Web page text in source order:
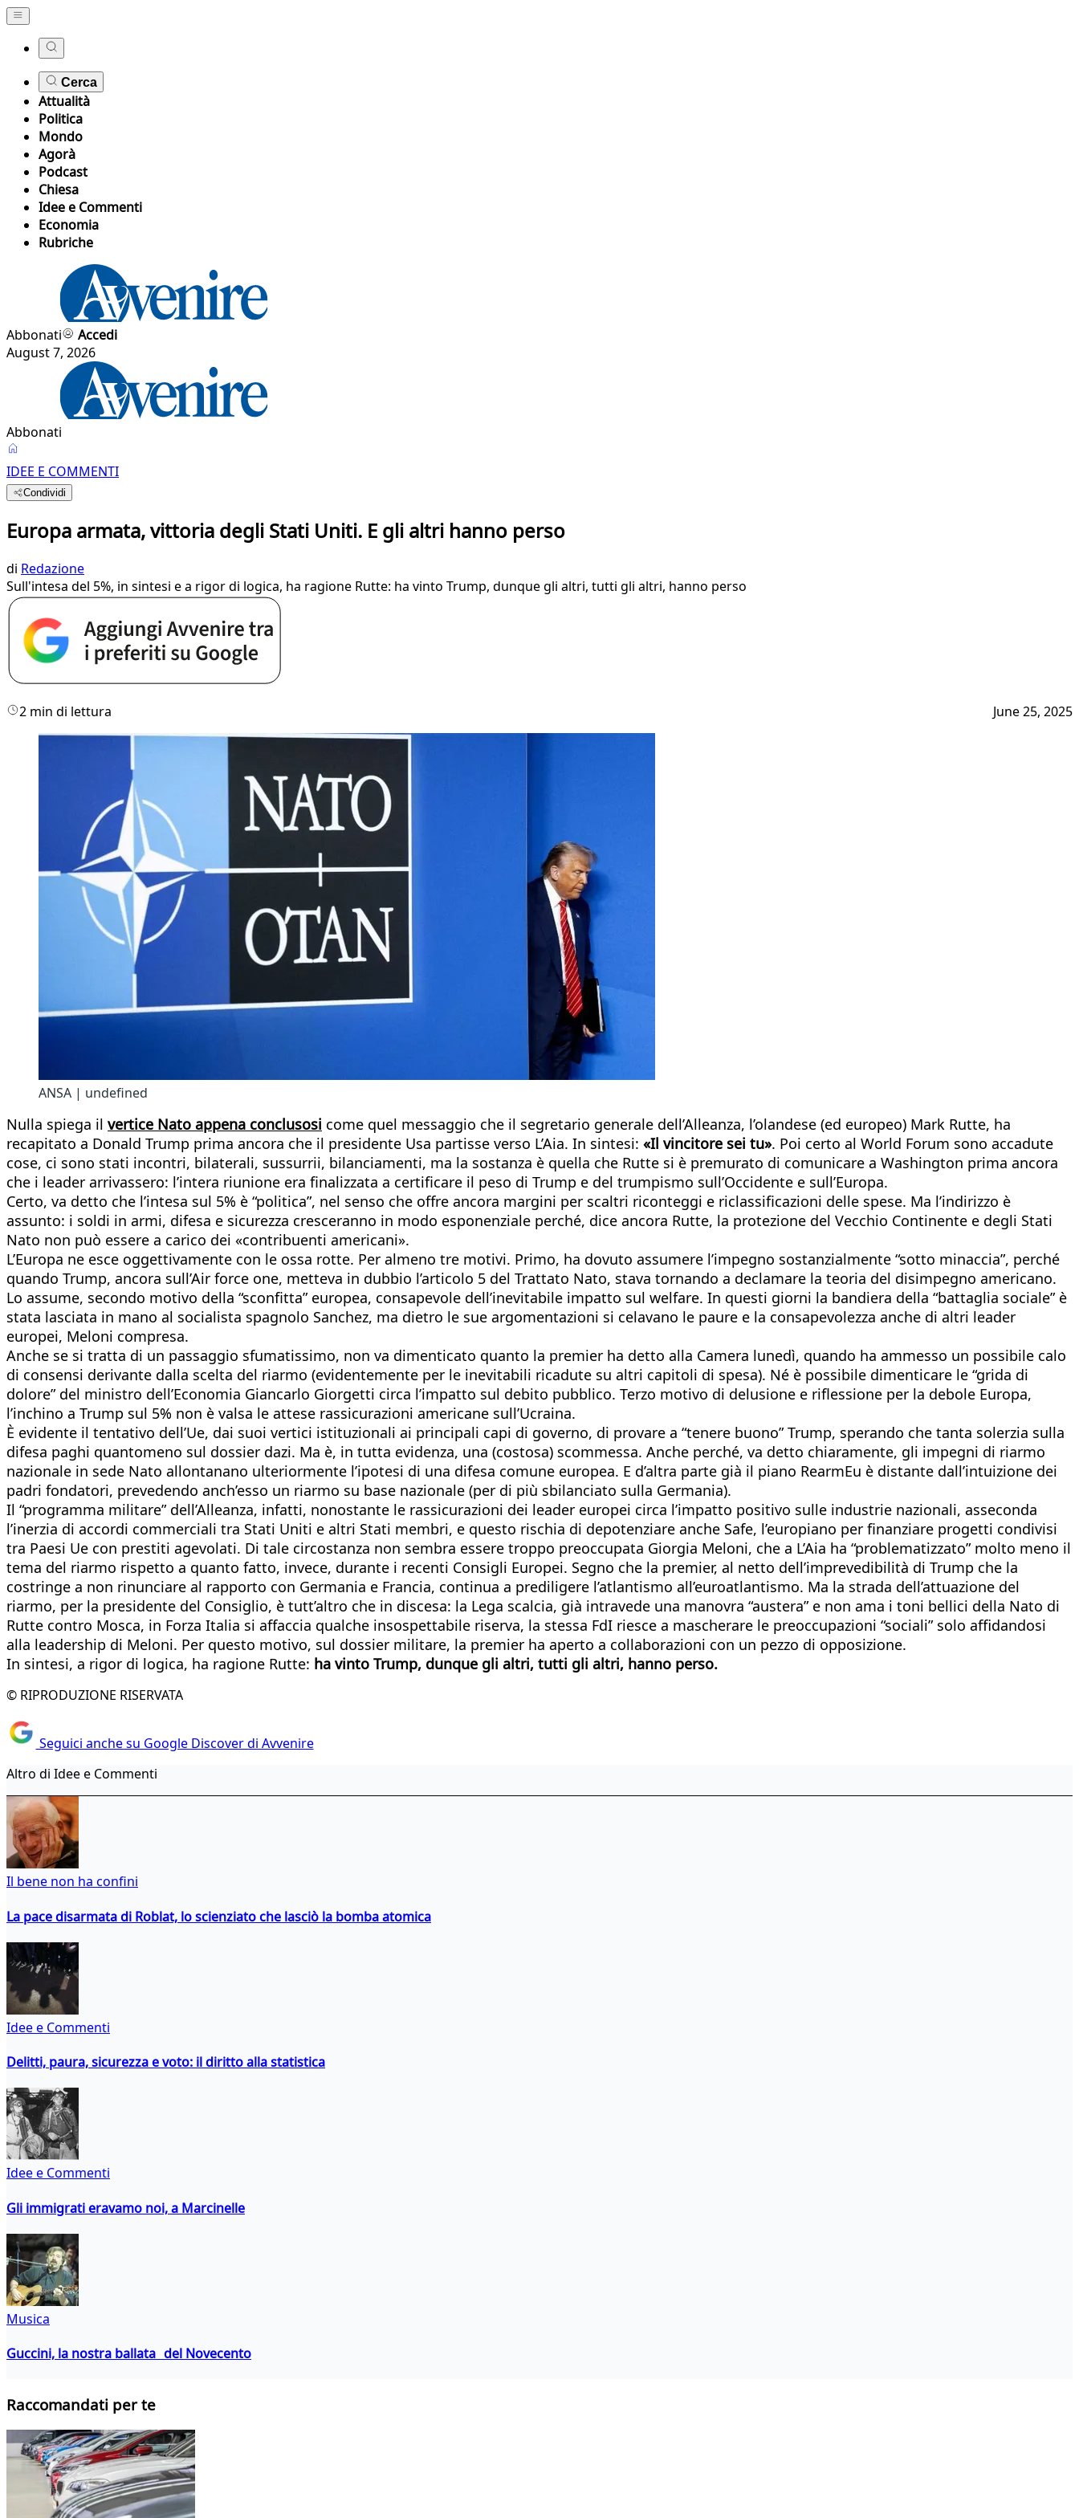
Cerca
Attualità
Politica
Mondo
Agorà
Podcast
Chiesa
Idee e Commenti
Economia
Rubriche
Abbonati
Accedi
August 7, 2026
Abbonati
IDEE E COMMENTI
Condividi
Europa armata, vittoria degli Stati Uniti. E gli altri hanno perso
di Redazione
Sull'intesa del 5%, in sintesi e a rigor di logica, ha ragione Rutte: ha vinto Trump, dunque gli altri, tutti gli altri, hanno perso
2 min di lettura June 25, 2025
ANSA | undefined
Nulla spiega il vertice Nato appena conclusosi come quel messaggio che il segretario generale dell’Alleanza, l’olandese (ed europeo) Mark Rutte, ha
recapitato a Donald Trump prima ancora che il presidente Usa partisse verso L’Aia. In sintesi: «Il vincitore sei tu». Poi certo al World Forum sono accadute
cose, ci sono stati incontri, bilaterali, sussurrii, bilanciamenti, ma la sostanza è quella che Rutte si è premurato di comunicare a Washington prima ancora
che i leader arrivassero: l’intera riunione era finalizzata a certificare il peso di Trump e del trumpismo sull’Occidente e sull’Europa.
Certo, va detto che l’intesa sul 5% è “politica”, nel senso che offre ancora margini per scaltri riconteggi e riclassificazioni delle spese. Ma l’indirizzo è
assunto: i soldi in armi, difesa e sicurezza cresceranno in modo esponenziale perché, dice ancora Rutte, la protezione del Vecchio Continente e degli Stati
Nato non può essere a carico dei «contribuenti americani».
L’Europa ne esce oggettivamente con le ossa rotte. Per almeno tre motivi. Primo, ha dovuto assumere l’impegno sostanzialmente “sotto minaccia”, perché
quando Trump, ancora sull’Air force one, metteva in dubbio l’articolo 5 del Trattato Nato, stava tornando a declamare la teoria del disimpegno americano.
Lo assume, secondo motivo della “sconfitta” europea, consapevole dell’inevitabile impatto sul welfare. In questi giorni la bandiera della “battaglia sociale” è
stata lasciata in mano al socialista spagnolo Sanchez, ma dietro le sue argomentazioni si celavano le paure e la consapevolezza anche di altri leader
europei, Meloni compresa.
Anche se si tratta di un passaggio sfumatissimo, non va dimenticato quanto la premier ha detto alla Camera lunedì, quando ha ammesso un possibile calo
di consensi derivante dalla scelta del riarmo (evidentemente per le inevitabili ricadute su altri capitoli di spesa). Né è possibile dimenticare le “grida di
dolore” del ministro dell’Economia Giancarlo Giorgetti circa l’impatto sul debito pubblico. Terzo motivo di delusione e riflessione per la debole Europa,
l’inchino a Trump sul 5% non è valsa le attese rassicurazioni americane sull’Ucraina.
È evidente il tentativo dell’Ue, dai suoi vertici istituzionali ai principali capi di governo, di provare a “tenere buono” Trump, sperando che tanta solerzia sulla
difesa paghi quantomeno sul dossier dazi. Ma è, in tutta evidenza, una (costosa) scommessa. Anche perché, va detto chiaramente, gli impegni di riarmo
nazionale in sede Nato allontanano ulteriormente l’ipotesi di una difesa comune europea. E d’altra parte già il piano RearmEu è distante dall’intuizione dei
padri fondatori, prevedendo anch’esso un riarmo su base nazionale (per di più sbilanciato sulla Germania).
Il “programma militare” dell’Alleanza, infatti, nonostante le rassicurazioni dei leader europei circa l’impatto positivo sulle industrie nazionali, asseconda
l’inerzia di accordi commerciali tra Stati Uniti e altri Stati membri, e questo rischia di depotenziare anche Safe, l’europiano per finanziare progetti condivisi
tra Paesi Ue con prestiti agevolati. Di tale circostanza non sembra essere troppo preoccupata Giorgia Meloni, che a L’Aia ha “problematizzato” molto meno il
tema del riarmo rispetto a quanto fatto, invece, durante i recenti Consigli Europei. Segno che la premier, al netto dell’imprevedibilità di Trump che la
costringe a non rinunciare al rapporto con Germania e Francia, continua a prediligere l’atlantismo all’euroatlantismo. Ma la strada dell’attuazione del
riarmo, per la presidente del Consiglio, è tutt’altro che in discesa: la Lega scalcia, già intravede una manovra “austera” e non ama i toni bellici della Nato di
Rutte contro Mosca, in Forza Italia si affaccia qualche insospettabile riserva, la stessa FdI riesce a mascherare le preoccupazioni “sociali” solo affidandosi
alla leadership di Meloni. Per questo motivo, sul dossier militare, la premier ha aperto a collaborazioni con un pezzo di opposizione.
In sintesi, a rigor di logica, ha ragione Rutte: ha vinto Trump, dunque gli altri, tutti gli altri, hanno perso.
© RIPRODUZIONE RISERVATA
Seguici anche su Google Discover di Avvenire
Altro di Idee e Commenti
Il bene non ha confini
La pace disarmata di Roblat, lo scienziato che lasciò la bomba atomica
Idee e Commenti
Delitti, paura, sicurezza e voto: il diritto alla statistica
Idee e Commenti
Gli immigrati eravamo noi, a Marcinelle
Musica
Guccini, la nostra ballata del Novecento
Raccomandati per te